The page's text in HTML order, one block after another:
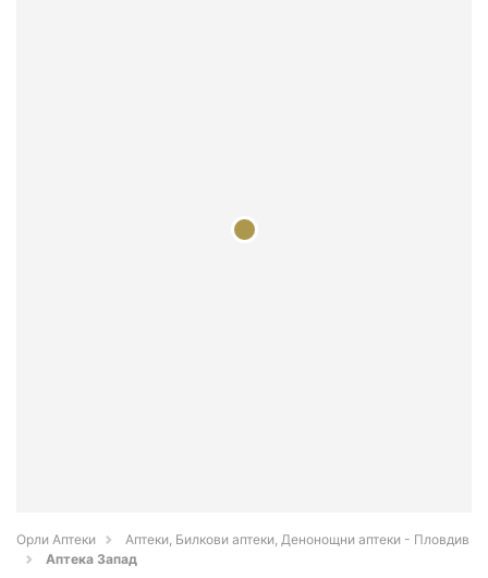
Орли Аптеки
Аптеки, Билкови аптеки, Денонощни аптеки - Пловдив
Аптека Запад